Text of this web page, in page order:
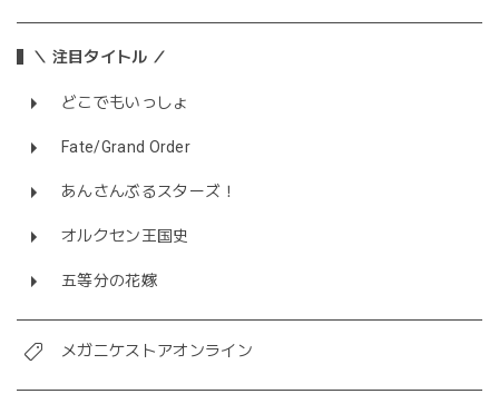
＼ 注目タイトル ／
どこでもいっしょ
Fate/Grand Order
あんさんぶるスターズ！
オルクセン王国史
五等分の花嫁
メガニケストアオンライン